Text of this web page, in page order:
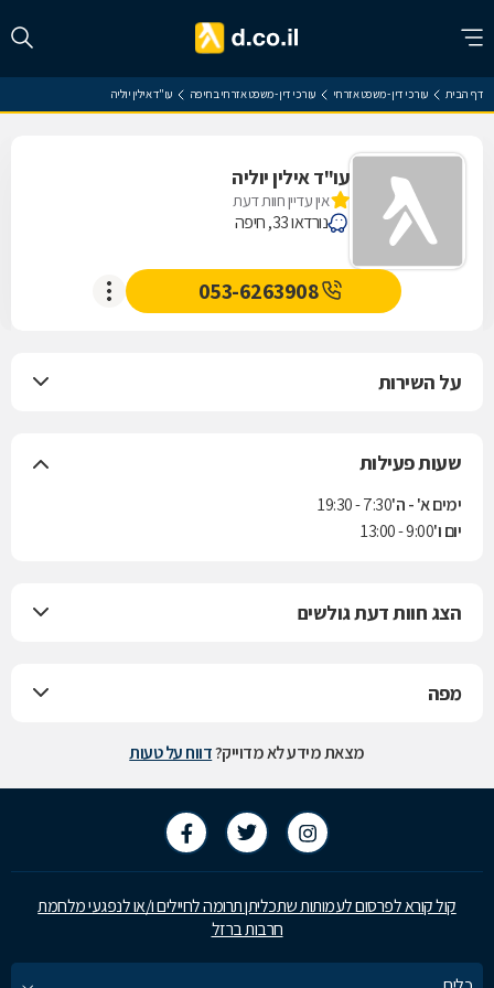
דף הבית עורכי דין - משפט אזרחי עורכי דין - משפט אזרחי בחיפה עו"ד אילין יוליה
עו"ד אילין יוליה
אין עדיין חוות דעת
נורדאו 33, חיפה
053-6263908
על השירות
שעות פעילות
ימים א' - ה'7:30 - 19:30
יום ו'9:00 - 13:00
הצג חוות דעת גולשים
מפה
מצאת מידע לא מדוייק?דווח על טעות
קול קורא לפרסום לעמותות שתכליתן תרומה לחיילים ו/או לנפגעי מלחמת
חרבות ברזל